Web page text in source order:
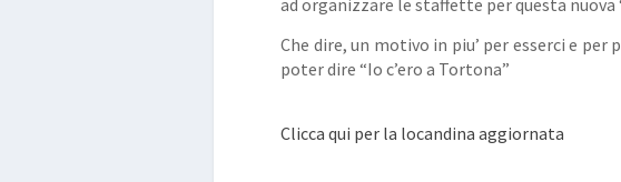
Che dire, un motivo in piu’ per esserci e
poter dire “Io c’ero a Tortona”
Clicca qui per la locandina aggiornata